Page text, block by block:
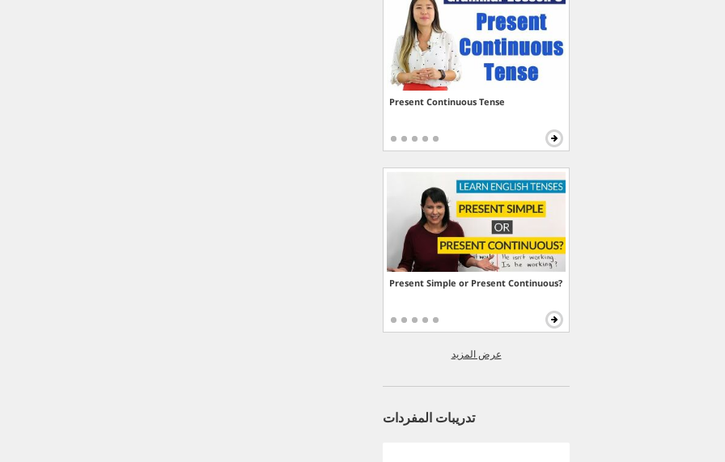
Present Continuous Tense
Present Simple or Present Continuous?
عرض المزيد
تدريبات المفردات